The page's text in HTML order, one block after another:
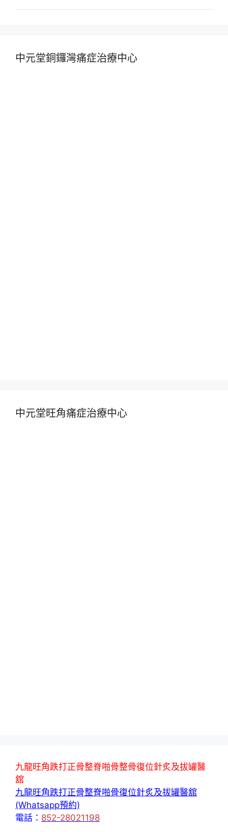
中元堂銅鑼灣痛症治療中心
中元堂旺角痛症治療中心
九龍旺角跌打正骨整脊啪骨整骨復位針炙及拔罐醫
舘
九龍旺角跌打正骨整脊啪骨復位針炙及拔罐醫舘
(Whatsapp預約)
電話： 852-28021198